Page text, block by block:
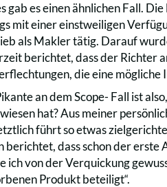
gab es einen ähnlichen Fall.
mit einer einstweiligen
als Makler tätig. Darauf
berichtet, dass der Richter
die eine mögliche
an dem Scope- Fall ist
hat? Aus meiner
führt so etwas
berichtet, dass schon der
ich von der Verquickung
Produkt beteiligt“.